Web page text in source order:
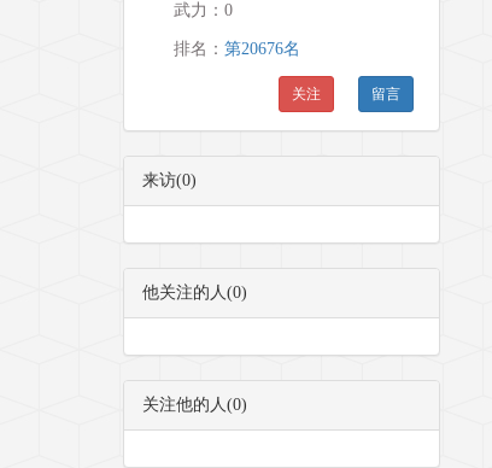
武力： 0
排名： 第20676名
留言
关注
来访(0)
他关注的人(0)
关注他的人(0)